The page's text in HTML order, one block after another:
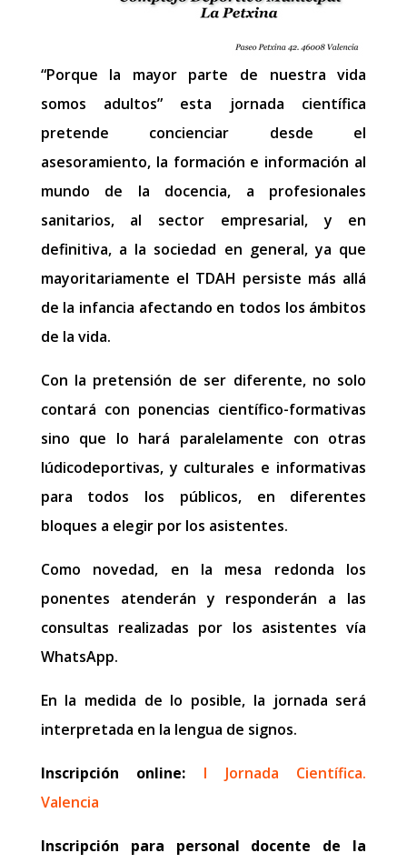
“Porque la mayor parte de nuestra vida
somos adultos” esta jornada científica
pretende concienciar desde el
asesoramiento, la formación e información al
mundo de la docencia, a profesionales
sanitarios, al sector empresarial, y en
definitiva, a la sociedad en general, ya que
mayoritariamente el TDAH persiste más allá
de la infancia afectando en todos los ámbitos
de la vida.
Con la pretensión de ser diferente, no solo
contará con ponencias científico-formativas
sino que lo hará paralelamente con otras
lúdicodeportivas, y culturales e informativas
para todos los públicos, en diferentes
bloques a elegir por los asistentes.
Como novedad, en la mesa redonda los
ponentes atenderán y responderán a las
consultas realizadas por los asistentes vía
WhatsApp.
En la medida de lo posible, la jornada será
interpretada en la lengua de signos.
Inscripción online:
I Jornada Científica.
Valencia
Inscripción para personal docente de la